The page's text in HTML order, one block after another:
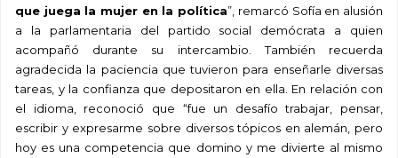
que juega la mujer en la política”, remarcó Sofía en alusión
a la parlamentaria del partido social demócrata a quien
acompañó durante su intercambio.También recuerda
agradecida la paciencia que tuvieron para enseñarle diversas
tareas, y la confianza que depositaron en ella. En relación con
el
idioma, reconoció que “fue un desafío trabajar, pensar,
escribir y expresarme sobre diversos tópicos en alemán, pero
hoy es una competencia que domino y me divierte al mismo